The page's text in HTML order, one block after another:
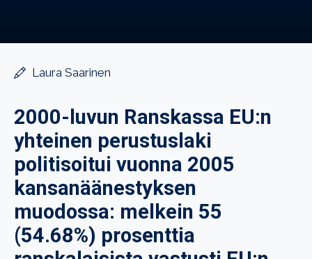
Laura Saarinen
2000-luvun Ranskassa EU:n
yhteinen perustuslaki
politisoitui vuonna 2005
kansanäänestyksen
muodossa: melkein 55
(54.68%) prosenttia